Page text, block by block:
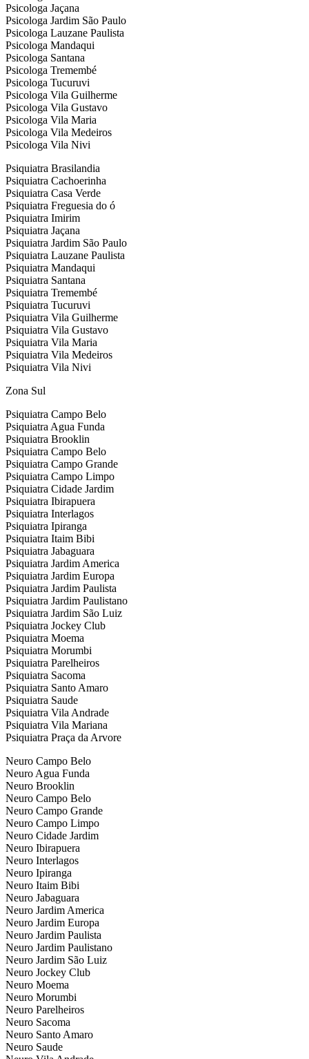
Psicologa Jaçana
Psicologa Jardim São Paulo
Psicologa Lauzane Paulista
Psicologa Mandaqui
Psicologa Santana
Psicologa Tremembé
Psicologa Tucuruvi
Psicologa Vila Guilherme
Psicologa Vila Gustavo
Psicologa Vila Maria
Psicologa Vila Medeiros
Psicologa Vila Nivi
Psiquiatra Brasilandia
Psiquiatra Cachoerinha
Psiquiatra Casa Verde
Psiquiatra Freguesia do ó
Psiquiatra Imirim
Psiquiatra Jaçana
Psiquiatra Jardim São Paulo
Psiquiatra Lauzane Paulista
Psiquiatra Mandaqui
Psiquiatra Santana
Psiquiatra Tremembé
Psiquiatra Tucuruvi
Psiquiatra Vila Guilherme
Psiquiatra Vila Gustavo
Psiquiatra Vila Maria
Psiquiatra Vila Medeiros
Psiquiatra Vila Nivi
Zona Sul
Psiquiatra Campo Belo
Psiquiatra Agua Funda
Psiquiatra Brooklin
Psiquiatra Campo Belo
Psiquiatra Campo Grande
Psiquiatra Campo Limpo
Psiquiatra Cidade Jardim
Psiquiatra Ibirapuera
Psiquiatra Interlagos
Psiquiatra Ipiranga
Psiquiatra Itaim Bibi
Psiquiatra Jabaguara
Psiquiatra Jardim America
Psiquiatra Jardim Europa
Psiquiatra Jardim Paulista
Psiquiatra Jardim Paulistano
Psiquiatra Jardim São Luiz
Psiquiatra Jockey Club
Psiquiatra Moema
Psiquiatra Morumbi
Psiquiatra Parelheiros
Psiquiatra Sacoma
Psiquiatra Santo Amaro
Psiquiatra Saude
Psiquiatra Vila Andrade
Psiquiatra Vila Mariana
Psiquiatra Praça da Arvore
Neuro Campo Belo
Neuro Agua Funda
Neuro Brooklin
Neuro Campo Belo
Neuro Campo Grande
Neuro Campo Limpo
Neuro Cidade Jardim
Neuro Ibirapuera
Neuro Interlagos
Neuro Ipiranga
Neuro Itaim Bibi
Neuro Jabaguara
Neuro Jardim America
Neuro Jardim Europa
Neuro Jardim Paulista
Neuro Jardim Paulistano
Neuro Jardim São Luiz
Neuro Jockey Club
Neuro Moema
Neuro Morumbi
Neuro Parelheiros
Neuro Sacoma
Neuro Santo Amaro
Neuro Saude